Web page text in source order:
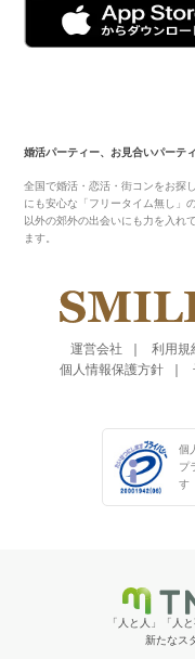
婚活パーティー、お見合いパーテ
全国で婚活・恋活・街コンをお探
にも安心な「フリータイム無し」
以外の郊外の出会いにも力を入れ
ます。
運営会社 利用規
個人情報保護方針
個
プ
す
「人と人」「人
新たなス